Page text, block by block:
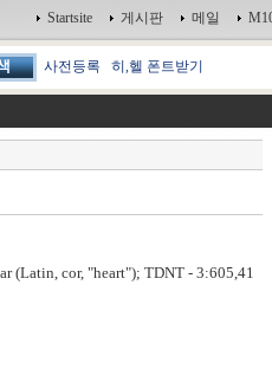
Startsite 게시판 메일
사전등록 히,헬 폰트받기
(Latin, cor, "heart"); TDNT - 3:605,41